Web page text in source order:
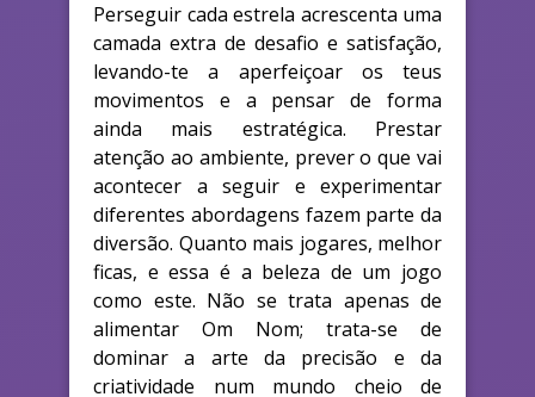
Perseguir cada estrela acrescenta uma
camada extra de desafio e satisfação,
levando-te a aperfeiçoar os teus
movimentos e a pensar de forma
ainda mais estratégica. Prestar
atenção ao ambiente, prever o que vai
acontecer a seguir e experimentar
diferentes abordagens fazem parte da
diversão. Quanto mais jogares, melhor
ficas, e essa é a beleza de um jogo
como este. Não se trata apenas de
alimentar Om Nom; trata-se de
dominar a arte da precisão e da
criatividade num mundo cheio de